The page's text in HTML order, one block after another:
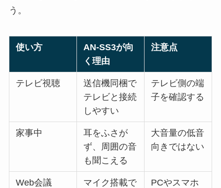
う。
使い方
AN-SS3が向
く理由
注意点
テレビ視聴
送信機同梱で
テレビと接続
しやすい
テレビ側の端
子を確認する
家事中
耳をふさが
ず、周囲の音
も聞こえる
大音量の低音
向きではない
Web会議
マイク搭載で
PCやスマホ